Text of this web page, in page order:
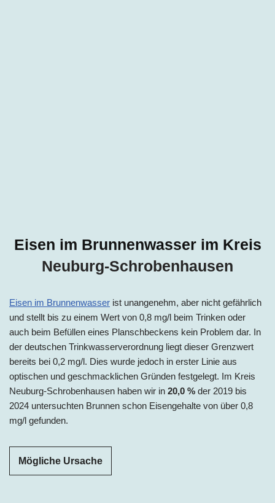
Eisen im Brunnenwasser im Kreis
Neuburg-Schrobenhausen
Eisen im Brunnenwasser ist unangenehm, aber nicht gefährlich
und stellt bis zu einem Wert von 0,8 mg/l beim Trinken oder
auch beim Befüllen eines Planschbeckens kein Problem dar. In
der deutschen Trinkwasserverordnung liegt dieser Grenzwert
bereits bei 0,2 mg/l. Dies wurde jedoch in erster Linie aus
optischen und geschmacklichen Gründen festgelegt. Im Kreis
Neuburg-Schrobenhausen haben wir in 20,0 % der 2019 bis
2024 untersuchten Brunnen schon Eisengehalte von über 0,8
mg/l gefunden.
Mögliche Ursache